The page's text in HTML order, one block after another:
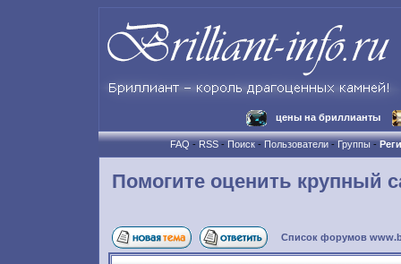
цены на бриллианты
FAQ-RSS-Поиск-Пользователи-Группы-
Помогите оценить крупный
Список форумов